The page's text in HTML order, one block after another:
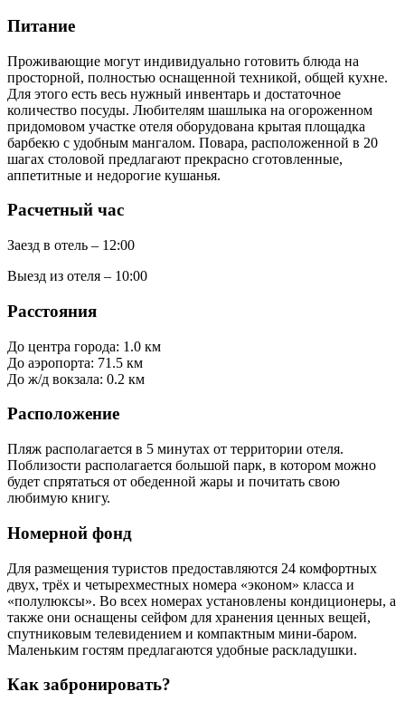
Питание
Проживающие могут индивидуально готовить блюда на
просторной, полностью оснащенной техникой, общей кухне.
Для этого есть весь нужный инвентарь и достаточное
количество посуды. Любителям шашлыка на огороженном
придомовом участке отеля оборудована крытая площадка
барбекю с удобным мангалом. Повара, расположенной в 20
шагах столовой предлагают прекрасно сготовленные,
аппетитные и недорогие кушанья.
Расчетный час
Заезд в отель – 12:00
Выезд из отеля – 10:00
Расстояния
До центра города: 1.0 км
До аэропорта: 71.5 км
До ж/д вокзала: 0.2 км
Расположение
Пляж располагается в 5 минутах от территории отеля.
Поблизости располагается большой парк, в котором можно
будет спрятаться от обеденной жары и почитать свою
любимую книгу.
Номерной фонд
Для размещения туристов предоставляются 24 комфортных
двух, трёх и четырехместных номера «эконом» класса и
«полулюксы». Во всех номерах установлены кондиционеры, а
также они оснащены сейфом для хранения ценных вещей,
спутниковым телевидением и компактным мини-баром.
Маленьким гостям предлагаются удобные раскладушки.
Как забронировать?